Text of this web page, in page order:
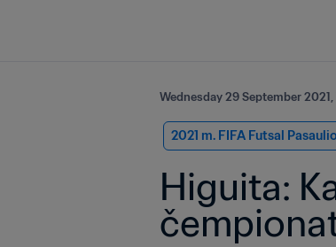
Wednesday 29 September
2021 m. FIFA Futsal
Higuita: